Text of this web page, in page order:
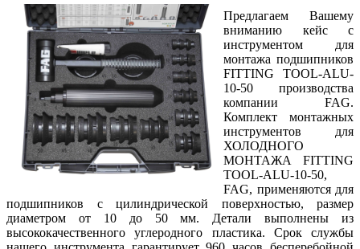
Предлагаем Вашему
вниманию кейс с
инструментом для
монтажа подшипников
FITTING TOOL-ALU-
10-50 производства
компании FAG.
Комплект монтажных
инструментов для
ХОЛОДНОГО
МОНТАЖА FITTING
TOOL-ALU-10-50,
FAG, применяются для
подшипников с цилиндрической поверхностью, размер
диаметром от 10 до 50 мм. Детали выполнены из
высококачественного углеродного пластика. Срок службы